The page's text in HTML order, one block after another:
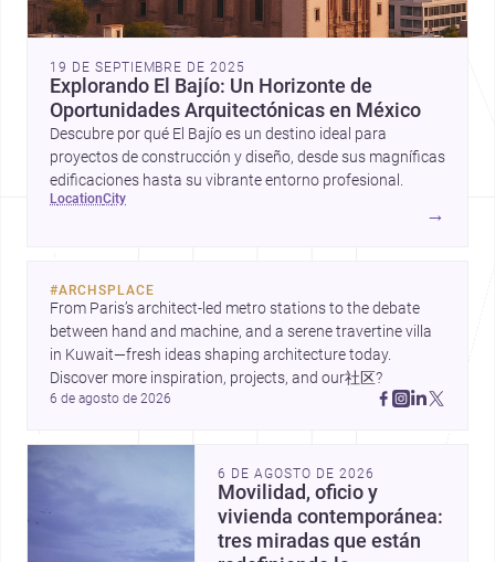
19 DE SEPTIEMBRE DE 2025
Explorando El Bajío: Un Horizonte de
Oportunidades Arquitectónicas en México
Descubre por qué El Bajío es un destino ideal para
proyectos de construcción y diseño, desde sus magníficas
edificaciones hasta su vibrante entorno profesional.
location city
→
#ARCHSPLACE
From Paris’s architect-led metro stations to the debate
between hand and machine, and a serene travertine villa
in Kuwait—fresh ideas shaping architecture today.
Discover more inspiration, projects, and our社区?
6 de agosto de 2026
6 DE AGOSTO DE 2026
Movilidad, oficio y
vivienda contemporánea:
tres miradas que están